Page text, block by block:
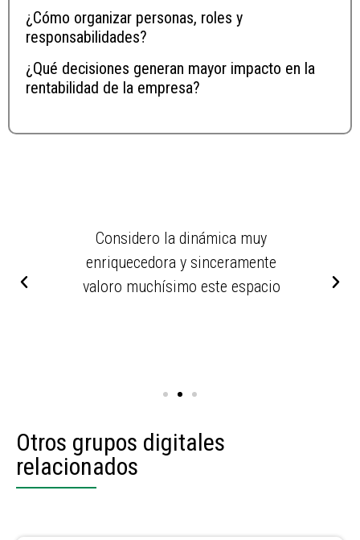
¿Cómo organizar personas, roles y
responsabilidades?
¿Qué decisiones generan mayor impacto en la
rentabilidad de la empresa?
Considero la dinámica muy
enriquecedora y sinceramente
valoro muchísimo este espacio
Otros grupos digitales
relacionados